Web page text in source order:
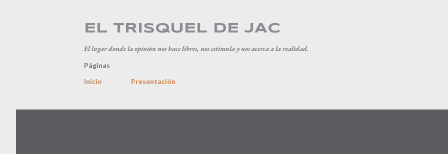
EL TRISQUEL DE JAC
El lugar donde la opinión nos hace libres, nos estimula y nos acerca a la realidad.
Páginas
Inicio
Presentación